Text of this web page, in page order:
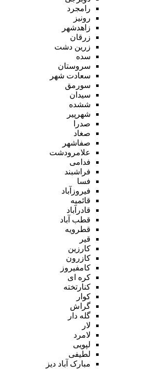
رامجرد
رونیز
زاهدشهر
زرقان
زرین دشت
سده
سروستان
سعادت شهر
سورمق
سیدان
ششده
شهرپیر
صدرا
صغاد
صفاشهر
علامرودشت
فدامی
فراشبند
فسا
فیروزآباد
قائمیه
قادرآباد
قطب آباد
قطرویه
قیر
کارزین
کازرون
کامفیروز
کره ای
کنارتخته
کوار
گراش
گله دار
لار
لامرد
لپویی
لطیفی
مبارک آباد دیز